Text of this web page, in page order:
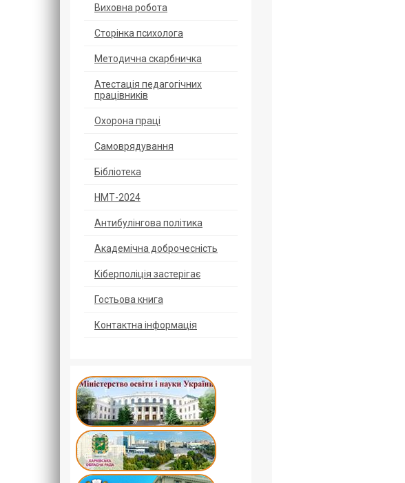
Виховна робота
Сторінка психолога
Методична скарбничка
Атестація педагогічних
працівників
Охорoна прaці
Самоврядування
Бібліотека
НМТ-2024
Антибулінгова політика
Академічна доброчесність
Кіберполіція застерігає
Гостьова книга
Контактна інформація